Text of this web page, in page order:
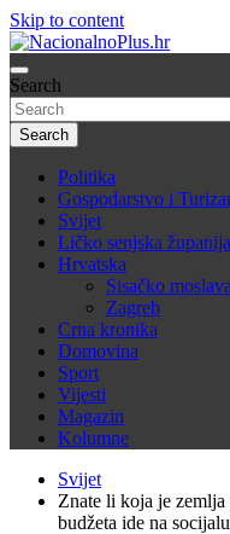
Skip to content
Nacija želi znati više
Search
Search
Politika
Gospodarstvo i
Svijet
Ličko senjska županija
Hrvatska
Sisačko
Zagreb
Crna kronika
Domovina
Sport
Vijesti
Magazin
Kolumne
Svijet
Znate li koja je
budžeta ide na